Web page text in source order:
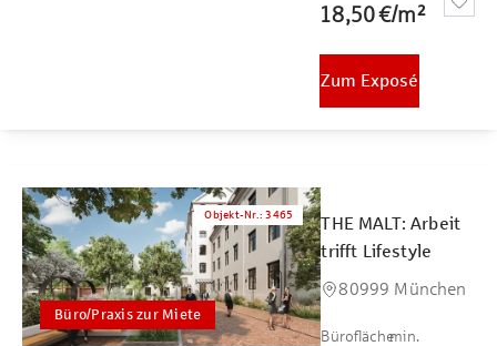
18,50 €/m²
Zum Exposé
Büro/Praxis zur Miete
Objekt-Nr. :3465
THE MALT: Arbeit
trifft Lifestyle
80999 München
Büroflächemin.